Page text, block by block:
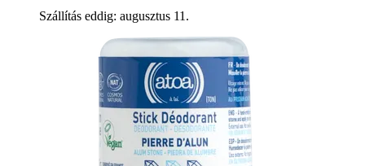
Szállítás eddig: augusztus 11.